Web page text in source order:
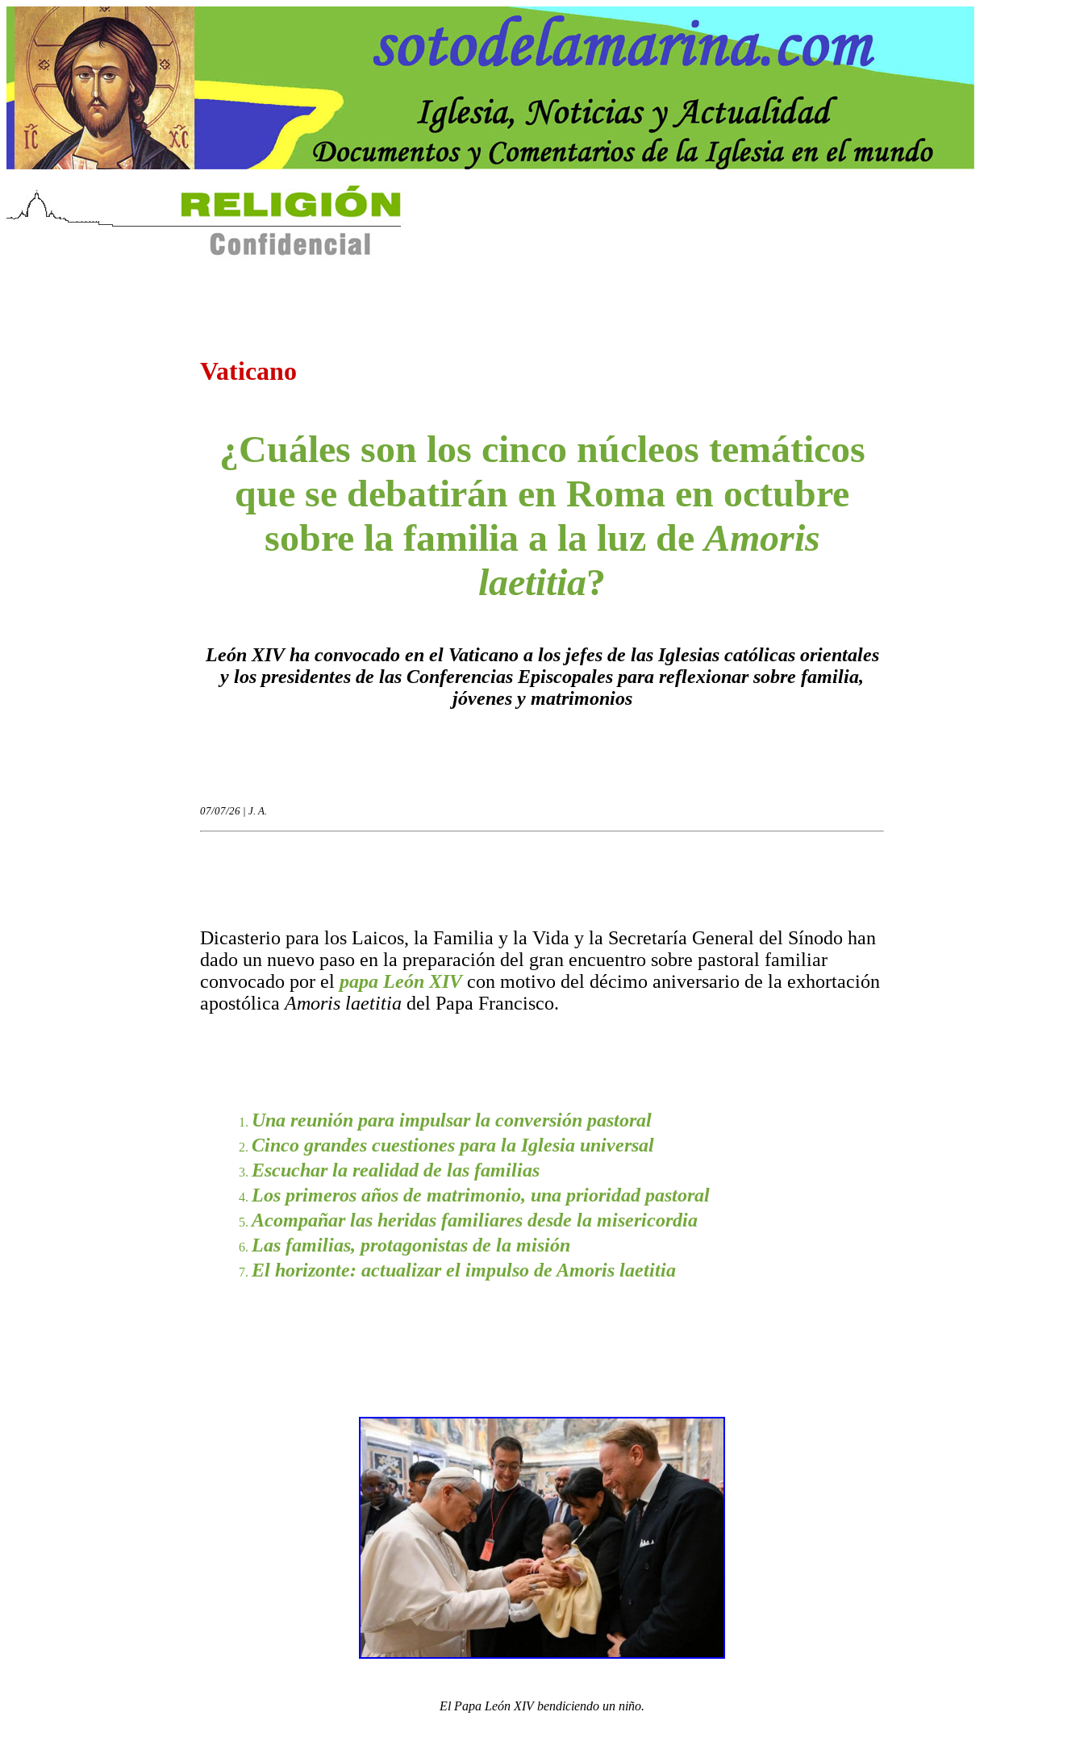
Vaticano
¿Cuáles son los cinco núcleos temáticos
que se debatirán en Roma en octubre
sobre la familia a la luz deAmoris
laetitia?
León XIV ha convocado en el Vaticano a los jefes de las Iglesias católicas orientales
y los presidentes de las Conferencias Episcopales para reflexionar sobre familia,
jóvenes y matrimonios
07/07/26 | J. A.
Dicasterio para los Laicos, la Familia y la Vida y la Secretaría General del Sínodo han
dado un nuevo paso en la preparación del gran encuentro sobre pastoral familiar
convocado por el papa León XIVcon motivo del décimo aniversario de la exhortación
apostólica Amoris laetitia del Papa Francisco.
Una reunión para impulsar la conversión pastoral
Cinco grandes cuestiones para la Iglesia universal
Escuchar la realidad de las familias
Los primeros años de matrimonio, una prioridad pastoral
Acompañar las heridas familiares desde la misericordia
Las familias, protagonistas de la misión
El horizonte: actualizar el impulso de Amoris laetitia
El Papa León XIV bendiciendo un niño.